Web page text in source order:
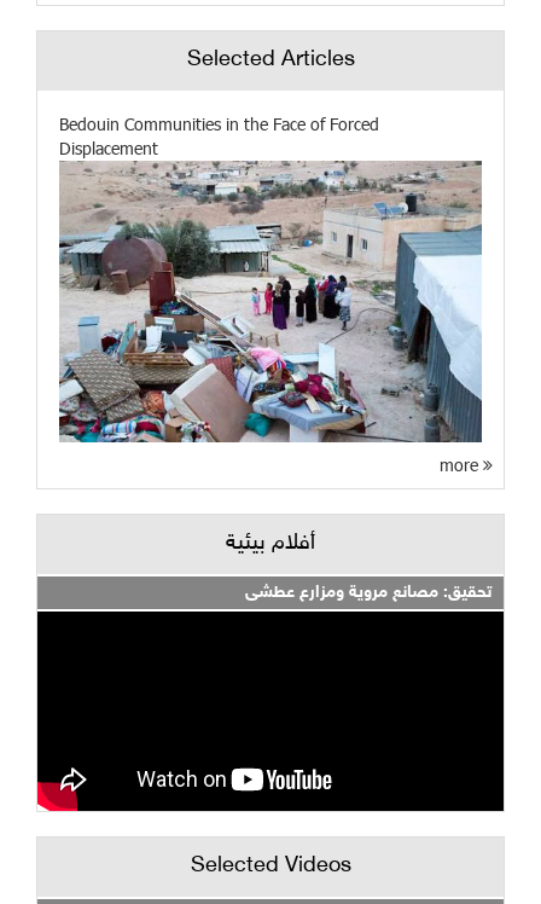
Selected Articles
Bedouin Communities in the Face of Forced
Displacement
أفلام بيئية
تحقيق: مصانع مروية ومزارع عطشى
Selected Videos